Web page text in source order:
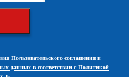
Пользовательского соглашения и
данных в соответствии с Политикой